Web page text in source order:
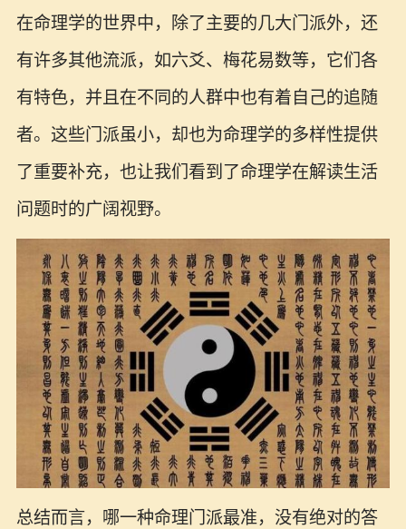
在命理学的世界中，除了主要的几大门派外，还
有许多其他流派，如六爻、梅花易数等，它们各
有特色，并且在不同的人群中也有着自己的追随
者。这些门派虽小，却也为命理学的多样性提供
了重要补充，也让我们看到了命理学在解读生活
问题时的广阔视野。
总结而言，哪一种命理门派最准，没有绝对的答